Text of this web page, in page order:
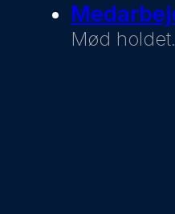
Mød holdet.